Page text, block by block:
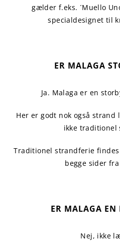
gælder f.eks. ´Muello
specialdesignet til
ER MALAGA
Ja. Malaga er en
Her er godt nok også strand
ikke traditionel
Traditionel strandferie findes
begge sider
ER MALAGA EN
Nej, ikke